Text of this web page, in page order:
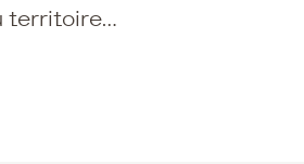
territoire...